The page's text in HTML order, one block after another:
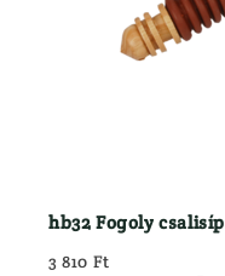
hb32 Fogoly csalisíp
3 810 Ft